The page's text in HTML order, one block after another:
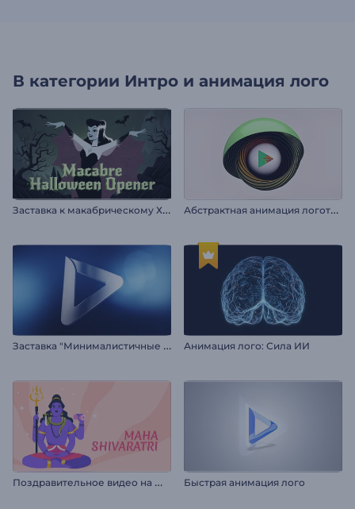
В категории Интро и анимация лого
З
аставка к макабрическому Хэллоуину А
бстрактная анимация логотипа
З
аставка "Минималистичные Тени" Анимация лого: Сила ИИ
П
оздравительное видео на Маха Шивратри Быстрая анимация лого